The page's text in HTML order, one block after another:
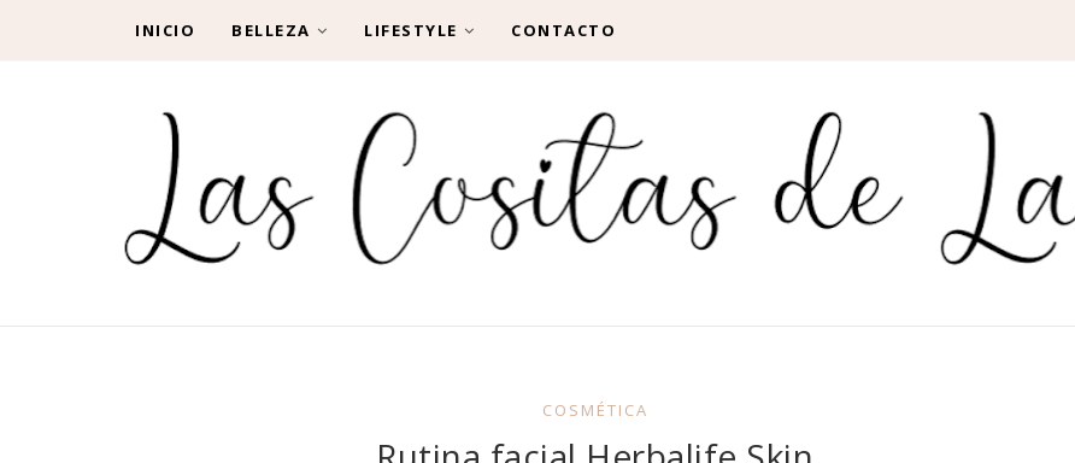
INICIO BELLEZA LIFESTYLE CONTACTO
COSMÉTICA